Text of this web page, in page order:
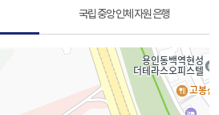
국립중앙인체자원은행